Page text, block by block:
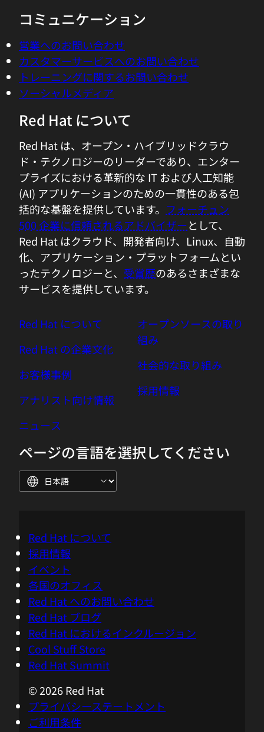
コミュニケーション
営業へのお問い合わせ
カスタマーサービスへのお問い合わせ
トレーニングに関するお問い合わせ
ソーシャルメディア
Red Hat について
Red Hat は、オープン・ハイブリッドクラウ
ド・テクノロジーのリーダーであり、エンター
プライズにおける革新的な IT および人工知能
(AI) アプリケーションのための一貫性のある包
括的な基盤を提供しています。 フォーチュン
500 企業に信頼されるアドバイザーとして、
Red Hat はクラウド、開発者向け、Linux、自動
化、アプリケーション・プラットフォームとい
ったテクノロジーと、 受賞歴のあるさまざまな
サービスを提供しています。
Red Hat について
Red Hat の企業文化
お客様事例
アナリスト向け情報
ニュース
オープンソースの取り
組み
社会的な取り組み
採用情報
ページの言語を選択してください
Red Hat について
採用情報
イベント
各国のオフィス
Red Hat へのお問い合わせ
Red Hat ブログ
Red Hat におけるインクルージョン
Cool Stuff Store
Red Hat Summit
© 2026 Red Hat
プライバシーステートメント
ご利用条件